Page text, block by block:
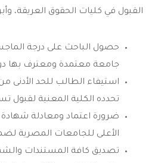
القبول في كليات الحقوق العريقة،
حصول الباحث على درجة
جامعة معتمدة ومعترف بها
استيفاء الطالب للحد الأدنى
تحدده الكلية المعنية لقبول
ضرورة اعتماد ومعادلة
الأعلى للجامعات المصرية
تصديق كافة المستندات